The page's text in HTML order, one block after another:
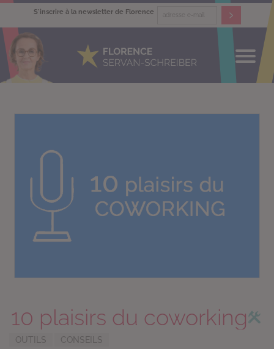
S'inscrire à la newsletter de Florence
10 plaisirs du coworking
OUTILS CONSEILS